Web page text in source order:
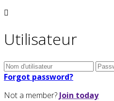
Utilisateur
Forgot password?
Not a member? Join today